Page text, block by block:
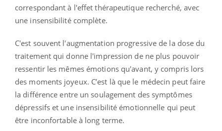
correspondant à l'effet thérapeutique recherché, avec
une insensibilité complète.
C'est souvent l'augmentation progressive de la dose du
traitement qui donne l'impression de ne plus pouvoir
ressentir les mêmes émotions qu'avant, y compris lors
des moments joyeux. C’est là que le médecin peut faire
la différence entre un soulagement des symptômes
dépressifs et une insensibilité émotionnelle qui peut
être inconfortable à long terme.